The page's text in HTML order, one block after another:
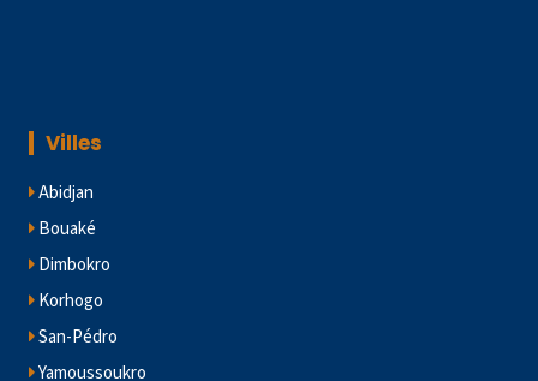
Villes
Abidjan
Bouaké
Dimbokro
Korhogo
San-Pédro
Yamoussoukro